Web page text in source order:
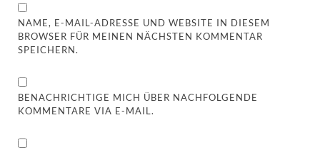
NAME, E-MAIL-ADRESSE UND WEBSITE IN DIESEM
BROWSER FÜR MEINEN NÄCHSTEN KOMMENTAR
SPEICHERN.
BENACHRICHTIGE MICH ÜBER NACHFOLGENDE
KOMMENTARE VIA E-MAIL.